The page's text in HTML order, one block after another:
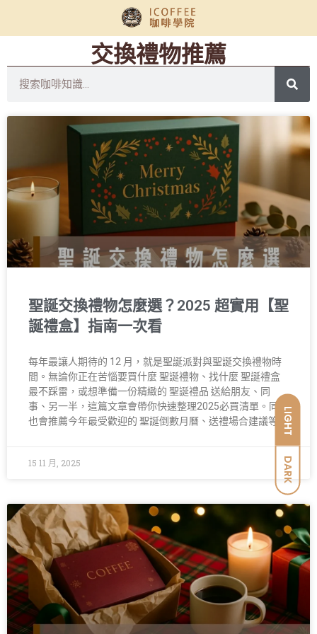
LIGHT
DARK
交換禮物推薦
聖誕交換禮物怎麼選？2025 超實用【聖
誕禮盒】指南一次看
每年最讓人期待的 12 月，就是聖誕派對與聖誕交換禮物時
間。無論你正在苦惱要買什麼 聖誕禮物、找什麼 聖誕禮盒
最不踩雷，或想準備一份精緻的 聖誕禮品 送給朋友、同
事、另一半，這篇文章會帶你快速整理2025必買清單。同時
也會推薦今年最受歡迎的 聖誕倒數月曆、送禮場合建議等
15 11 月, 2025